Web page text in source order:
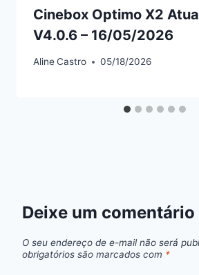
Cinebox Optimo X2
V4.0.6 – 16/05/2026
AlineCastro 05/18/2026
Deixe um comentário
O seu endereço de e-mail não será
obrigatórios são marcados com *